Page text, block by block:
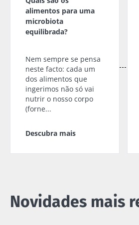
alimentos para uma
microbiota
equilibrada?
Nem sempre se pensa
neste facto: cada um
dos alimentos que
ingerimos não só vai
nutrir o nosso corpo
(forne...
Descubra mais
Novidades mais